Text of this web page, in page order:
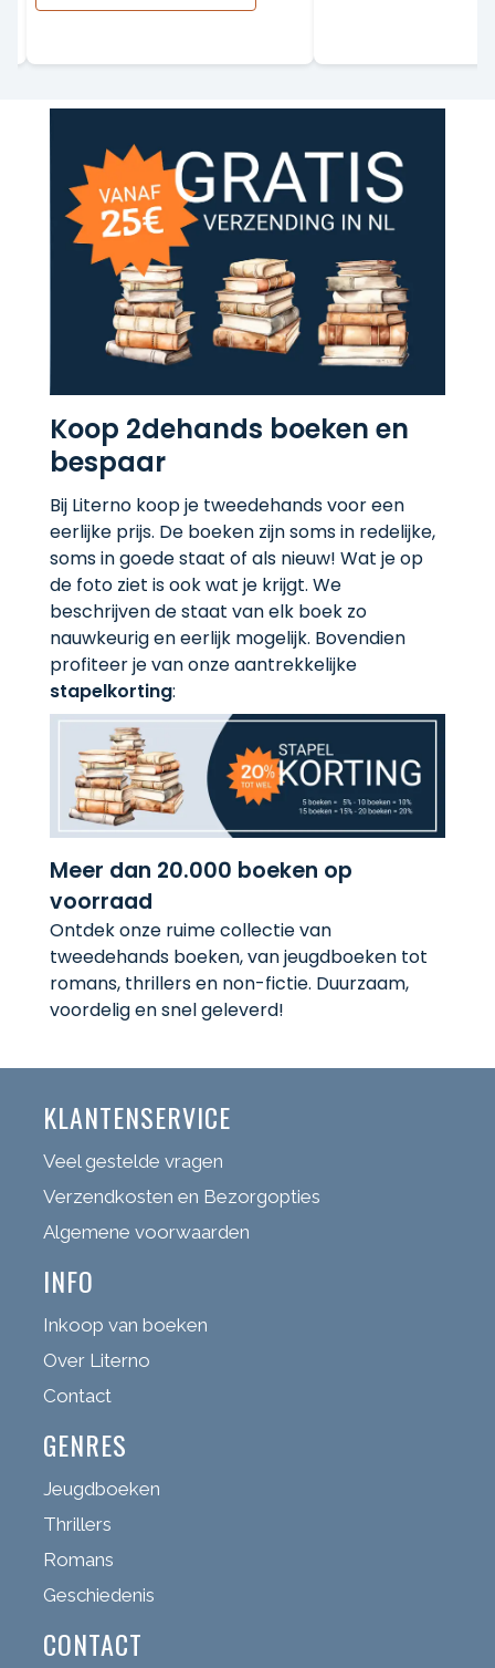
Koop 2dehands boeken en
bespaar
Bij Literno koop je tweedehands voor een
eerlijke prijs. De boeken zijn soms in redelijke,
soms in goede staat of als nieuw! Wat je op
de foto ziet is ook wat je krijgt. We
beschrijven de staat van elk boek zo
nauwkeurig en eerlijk mogelijk. Bovendien
profiteer je van onze aantrekkelijke
stapelkorting:
Meer dan 20.000 boeken op
voorraad
Ontdek onze ruime collectie van
tweedehands boeken, van jeugdboeken tot
romans, thrillers en non-fictie. Duurzaam,
voordelig en snel geleverd!
KLANTENSERVICE
Veel gestelde vragen
Verzendkosten en Bezorgopties
Algemene voorwaarden
INFO
Inkoop van boeken
Over Literno
Contact
GENRES
Jeugdboeken
Thrillers
Romans
Geschiedenis
CONTACT